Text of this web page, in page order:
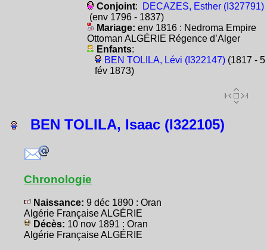
Conjoint:
DECAZES, Esther (I327791)
(env 1796 - 1837)
Mariage: env 1816 : Nedroma Empire
Ottoman ALGÉRIE Régence d’Alger
Enfants:
BEN TOLILA, Lévi (I322147)(1817 - 5
fév 1873)
BEN TOLILA, Isaac (I322105)
Chronologie
Naissance: 9 déc 1890 : Oran
Algérie Française ALGÉRIE
Décès: 10 nov 1891 : Oran
Algérie Française ALGÉRIE